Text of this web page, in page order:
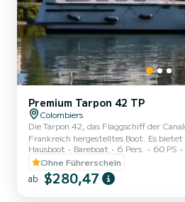
Premium Tarpon 42 TP
Colombiers
Die Tarpon 42, das Flaggschiff der
Frankreich hergestelltes Boot. Es
Personen an Bord, ist jedoch für 8 bis 10
besteht aus 4 Kabinen : 1 Vorderkabine
Einzelbett, 1 Mittelkabine mit 1
Achterkabine und 1 Steuerbord-
Hausboot Bareboat 6 Pers. 60 PS
Ohne Führerschein
ab $280,47